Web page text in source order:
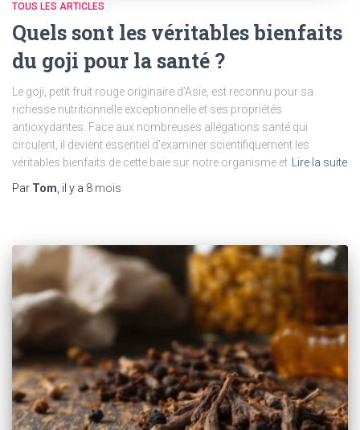
TOUS LES ARTICLES
Quels sont les véritables bienfaits
du goji pour la santé ?
Le goji, petit fruit rouge originaire d’Asie, est reconnu pour sa
richesse nutritionnelle exceptionnelle et ses propriétés
antioxydantes. Face aux nombreuses allégations santé qui
circulent, il devient essentiel d’examiner scientifiquement les
véritables bienfaits de cette baie sur notre organisme et Lire la suite
Par Tom, il y a 8 mois